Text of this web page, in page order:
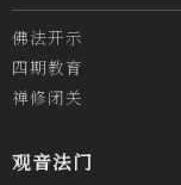
佛法开示
四期教育
禅修闭关
观音法门